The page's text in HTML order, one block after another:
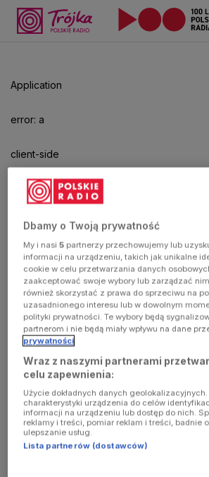
Application
error: a
client-side
exception
has
occurred
(see the
browser
console for
more
information)
aby
odtwarzać.
Dbamy o Twoją prywatność
My i nasi5 partnerzy przechowujemy lub
informacji na urządzeniu, takich jak unikalne
cookie w celu przetwarzania danych
zaakceptować swoje wybory lub zarządzać
również skorzystać z prawa do sprzeciwu na
uzasadnionego interesu lub w dowolnym
polityki prywatności. Te wybory będą
partnerom i nie będą miały wpływu na dane
prywatności
Wraz z naszymi partnerami
celu zapewnienia:
Użycie dokładnych danych
charakterystyki urządzenia do celów
informacji na urządzeniu lub dostęp do nich.
reklamy i treści, pomiar reklam i treści, badnie
ulepszanie usług.
Lista partnerów (dostawców)